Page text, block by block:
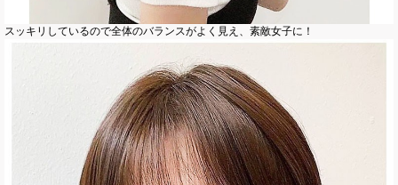
スッキリしているので全体のバランスがよく見え、素敵女子に！